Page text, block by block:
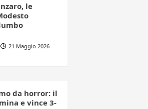
le
21 Maggio 2026
da horror: il
e vince 3-